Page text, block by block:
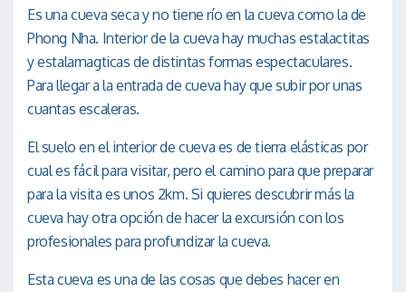
Es una cueva seca y no tiene río en la cueva como la de
Phong Nha. Interior de la cueva hay muchas estalactitas
y estalamagticas de distintas formas espectaculares.
Para llegar a la entrada de cueva hay que subir por unas
cuantas escaleras.
El suelo en el interior de cueva es de tierra elásticas por
cual es fácil para visitar, pero el camino para que preparar
para la visita es unos 2km. Si quieres descubrir más la
cueva hay otra opción de hacer la excursión con los
profesionales para profundizar la cueva.
Esta cueva es una de las cosas que debes hacer en